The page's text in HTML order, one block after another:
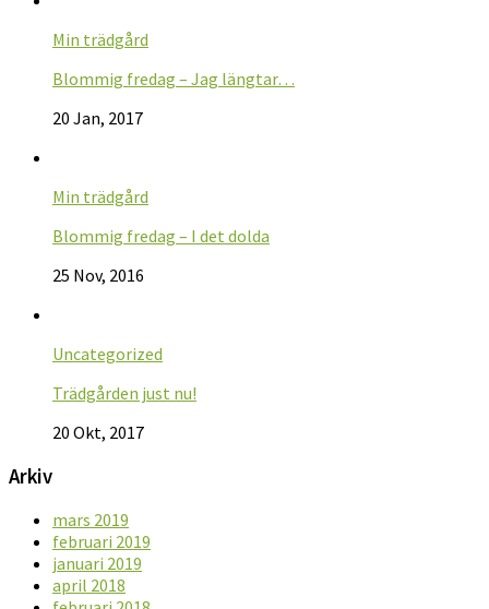
Min trädgård
Blommig fredag – Jag längtar…
20 Jan, 2017
Min trädgård
Blommig fredag – I det dolda
25 Nov, 2016
Uncategorized
Trädgården just nu!
20 Okt, 2017
Arkiv
mars 2019
februari 2019
januari 2019
april 2018